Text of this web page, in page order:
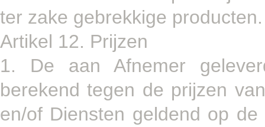
ter zake gebrekkige producten.
Artikel 12. Prijzen
1. De aan Afnemer
berekend tegen de prijzen
en/of Diensten geldend op